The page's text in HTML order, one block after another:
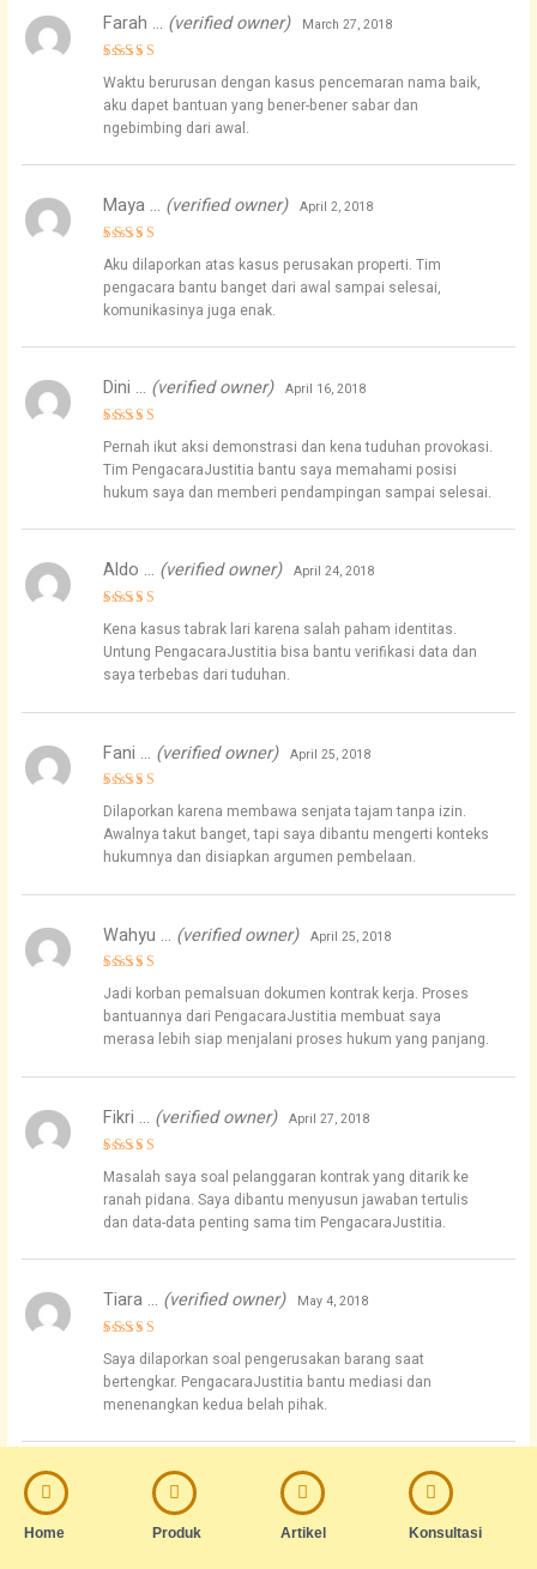
out of 5
Farah … (verified owner) March 27, 2018
Waktu berurusan dengan kasus pencemaran nama baik,
aku dapet bantuan yang bener-bener sabar dan
ngebimbing dari awal.
Rated
out of 5
Maya … (verified owner) April 2, 2018
Aku dilaporkan atas kasus perusakan properti. Tim
pengacara bantu banget dari awal sampai selesai,
komunikasinya juga enak.
Rated
4
out of 5
Dini … (verified owner) April 16, 2018
Pernah ikut aksi demonstrasi dan kena tuduhan provokasi.
Tim PengacaraJustitia bantu saya memahami posisi
hukum saya dan memberi pendampingan sampai selesai.
Rated
out of 5
Aldo … (verified owner) April 24, 2018
Kena kasus tabrak lari karena salah paham identitas.
Untung PengacaraJustitia bisa bantu verifikasi data dan
saya terbebas dari tuduhan.
Rated
out of 5
Fani … (verified owner) April 25, 2018
Dilaporkan karena membawa senjata tajam tanpa izin.
Awalnya takut banget, tapi saya dibantu mengerti konteks
hukumnya dan disiapkan argumen pembelaan.
Rated
4
out of 5
Wahyu … (verified owner) April 25, 2018
Jadi korban pemalsuan dokumen kontrak kerja. Proses
bantuannya dari PengacaraJustitia membuat saya
merasa lebih siap menjalani proses hukum yang panjang.
out of 5
Fikri … (verified owner) April 27, 2018
Masalah saya soal pelanggaran kontrak yang ditarik ke
ranah pidana. Saya dibantu menyusun jawaban tertulis
dan data-data penting sama tim PengacaraJustitia.
out of 5
Tiara … (verified owner) May 4, 2018
Saya dilaporkan soal pengerusakan barang saat
bertengkar. PengacaraJustitia bantu mediasi dan
menenangkan kedua belah pihak.
Rated5
Citra …(verified owner) May 13, 2018
Dituduh menyebarkan info pribadi orang lain di grup chat.
Home Produk Artikel Konsultasi